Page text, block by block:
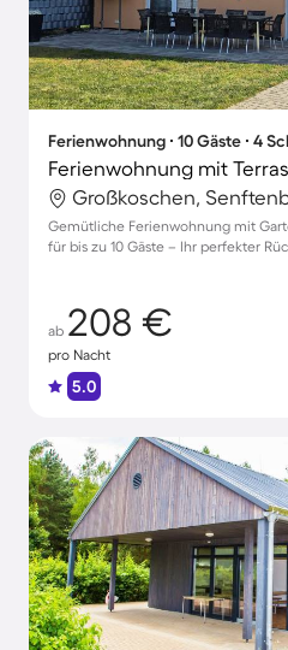
Ferienwohnung ∙ 10 Gäste ∙ 4
Ferienwohnung mit
Großkoschen,
Gemütliche Ferienwohnung mit
für bis zu 10 Gäste – Ihr perfekter
ab 208 €
pro Nacht
5.0